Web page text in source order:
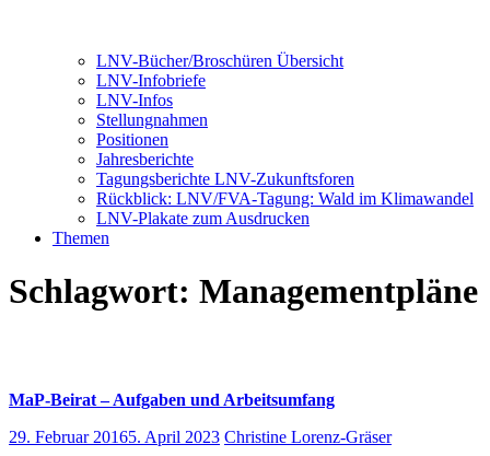
LNV-Bücher/Broschüren Übersicht
LNV-Infobriefe
LNV-Infos
Stellungnahmen
Positionen
Jahresberichte
Tagungsberichte LNV-Zukunftsforen
Rückblick: LNV/FVA-Tagung: Wald im Klimawandel
LNV-Plakate zum Ausdrucken
Themen
Schlagwort: Managementpläne
MaP-Beirat – Aufgaben und Arbeitsumfang
29. Februar 20165. April 2023 Christine Lorenz-Gräser